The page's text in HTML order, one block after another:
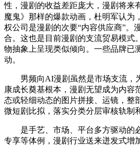
性，漫剧的收益差距庞大，漫剧将来
魔鬼》那样的爆款动画，杜明军认为
权公司是漫剧的次要“内容供应商”。
合。这也是目前漫剧的支流贸易模式
物抽象上呈现类似倾向。一些品牌已
动。
男频向AI漫剧虽然是市场支流，
康成长奠基根本，漫剧无望成为内容
态或轻细动态的图片拼接、运镜，整
微短剧比拟，落实分类分层审核轨制
是手艺、市场、平台多方驱动的
专享等体例，漫剧行业送来迸发式增